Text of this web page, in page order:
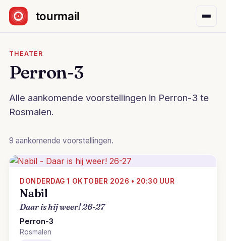
Sla navigatie over
THEATER
Perron-3
Alle aankomende voorstellingen in Perron-3 te
Rosmalen.
9 aankomende voorstellingen.
DONDERDAG 1 OKTOBER 2026 • 20:30 UUR
Nabil
Daar is hij weer! 26-27
Perron-3
Rosmalen